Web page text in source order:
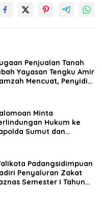
Penjualan Tanah
Yayasan Tengku Amir
Mencuat, Penyidik
Minta
Hukum ke
Sumut dan
Padangsidimpuan
Penyaluran Zakat
Semester I Tahun